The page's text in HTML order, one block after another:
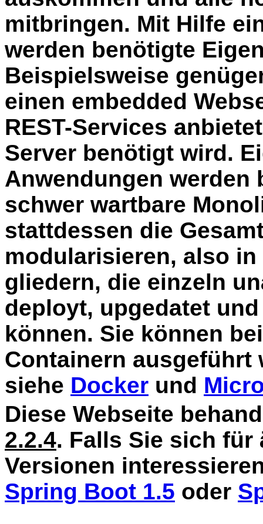
mitbringen. Mit Hilfe
werden benötigte
Beispielsweise
einen embedded
REST-Services
Server benötigt wird.
Anwendungen
schwer wartbare
stattdessen die
modularisieren, also
gliedern, die einzeln
deployt, upgedatet
können. Sie können
Containern ausgeführt
siehe Docker und
Diese Webseite
2.2.4. Falls Sie sich für
Versionen
Spring Boot 1.5 oder